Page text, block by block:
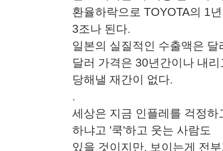
환율하락으로 TOYOTA의 1
3조나 된다.
일본의 실질적인 수출액은
달러 가격은 30년간이나 내
당해낼 재간이 없다.
.
세상은 지금 인플레를 걱정
하냐고 '쿡'하고 웃는 사람도
있을 것이지만, 보이는게 전